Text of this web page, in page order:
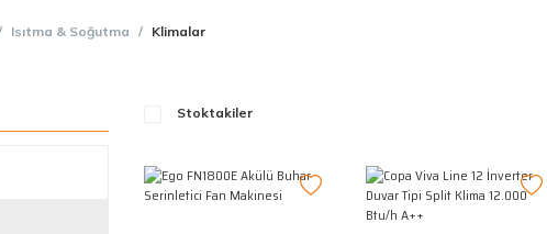
Isıtma & Soğutma Klimalar
Stoktakiler